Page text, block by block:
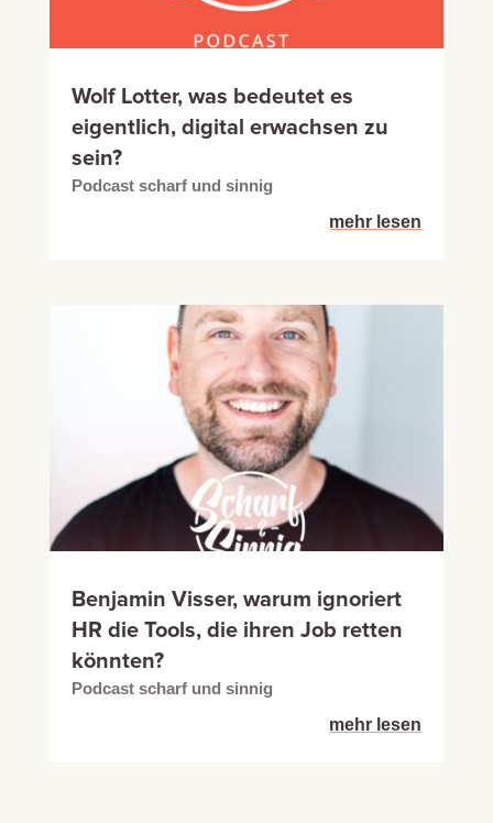
Wolf Lotter, was bedeutet es
eigentlich, digital erwachsen zu
sein?
Podcast scharf und sinnig
mehr lesen
Benjamin Visser, warum ignoriert
HR die Tools, die ihren Job retten
könnten?
Podcast scharf und sinnig
mehr lesen